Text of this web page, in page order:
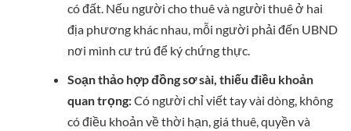
có đất. Nếu người cho thuê và người thuê ở hai
địa phương khác nhau, mỗi người phải đến UBND
nơi mình cư trú để ký chứng thực.
Soạn thảo hợp đồng sơ sài, thiếu điều khoản
quan trọng:Có người chỉ viết tay vài dòng, không
có điều khoản về thời hạn, giá thuê, quyền và